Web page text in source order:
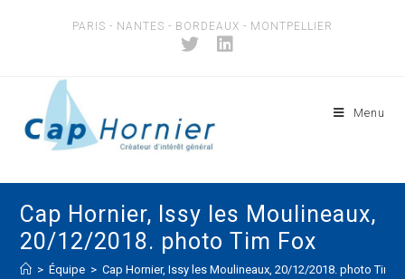
PARIS - NANTES - BORDEAUX - MONTPELLIER
Menu
Cap Hornier, Issy les Moulineaux,
20/12/2018. photo Tim Fox
> Équipe > Cap Hornier, Issy les Moulineaux, 20/12/2018. photo Tim